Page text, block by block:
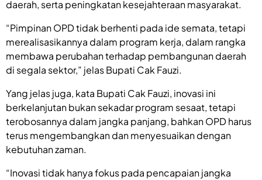
daerah, serta peningkatan kesejahteraan masyarakat.
“Pimpinan OPD tidak berhenti pada ide semata, tetapi
merealisasikannya dalam program kerja, dalam rangka
membawa perubahan terhadap pembangunan daerah
di segala sektor,” jelas Bupati Cak Fauzi.
Yang jelas juga, kata Bupati Cak Fauzi, inovasi ini
berkelanjutan bukan sekadar program sesaat, tetapi
terobosannya dalam jangka panjang, bahkan OPD harus
terus mengembangkan dan menyesuaikan dengan
kebutuhan zaman.
“Inovasi tidak hanya fokus pada pencapaian jangka